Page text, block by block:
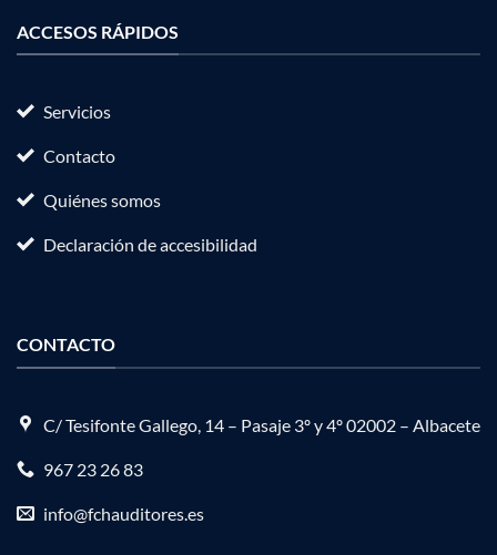
ACCESOS RÁPIDOS
Servicios
Contacto
Quiénes somos
Declaración de accesibilidad
CONTACTO
C/ Tesifonte Gallego, 14 – Pasaje 3º y 4º 02002 – Albacete
967 23 26 83
info@fchauditores.es